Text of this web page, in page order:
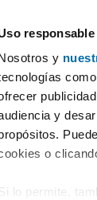
y
y
o
Si lo permite,
Santiago de